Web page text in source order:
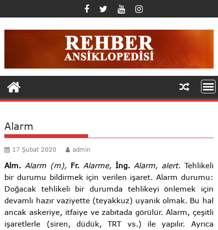
to
content
Alarm
17 Şubat 2020 admin
Alm. Alarm (m), Fr. Alarme, İng. Alarm, alert. Tehlikeli
bir durumu bildirmek için verilen işaret. Alarm durumu:
Doğacak tehlikeli bir durumda tehlikeyi önlemek için
devamlı hazır vaziyette (teyakkuz) uyanık olmak. Bu hal
ancak askeriye, itfaiye ve zabıtada görülür. Alarm, çeşitli
işaretlerle (siren, düdük, TRT vs.) ile yapılır. Ayrıca